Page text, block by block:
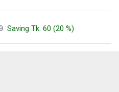
Saving Tk. 60 (20 %)